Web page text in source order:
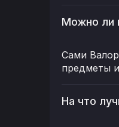
Можно ли
Сами
предметы
На что